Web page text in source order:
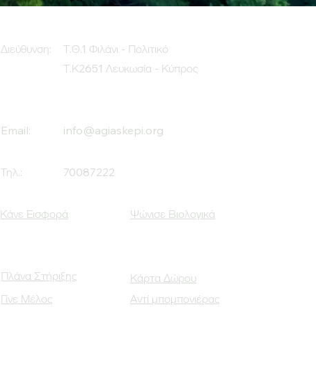
Διεύθυνση:
Τ.Θ.1 Φιλάνι - Πολιτικό
Τ.Κ2651 Λευκωσία - Κύπρος
Email: info@agiaskepi.org
Τηλ.: 70087222
Κάνε Εισφορά Ψώνισε Βιολογικά
Πλάνα Στήριξης
Γίνε Μέλος
Κάρτα Δώρου
Αντί μπομπονιέρας